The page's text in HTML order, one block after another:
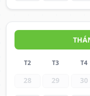
T2 T3 T4
28 29 30